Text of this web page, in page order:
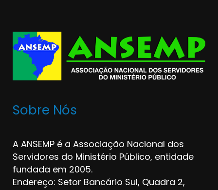
Sobre Nós
A ANSEMP é a Associação Nacional dos
Servidores do Ministério Público, entidade
fundada em 2005.
Endereço: Setor Bancário Sul, Quadra 2,